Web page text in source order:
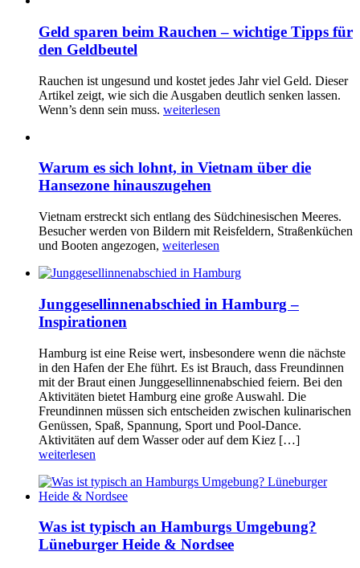
Geld sparen beim Rauchen – wichtige Tipps für
den Geldbeutel
Rauchen ist ungesund und kostet jedes Jahr viel Geld. Dieser
Artikel zeigt, wie sich die Ausgaben deutlich senken lassen.
Wenn’s denn sein muss. weiterlesen
Warum es sich lohnt, in Vietnam über die
Hansezone hinauszugehen
Vietnam erstreckt sich entlang des Südchinesischen Meeres.
Besucher werden von Bildern mit Reisfeldern, Straßenküchen
und Booten angezogen, weiterlesen
Junggesellinnenabschied in Hamburg –
Inspirationen
Hamburg ist eine Reise wert, insbesondere wenn die nächste
in den Hafen der Ehe führt. Es ist Brauch, dass Freundinnen
mit der Braut einen Junggesellinnenabschied feiern. Bei den
Aktivitäten bietet Hamburg eine große Auswahl. Die
Freundinnen müssen sich entscheiden zwischen kulinarischen
Genüssen, Spaß, Spannung, Sport und Pool-Dance.
Aktivitäten auf dem Wasser oder auf dem Kiez […]
weiterlesen
Was ist typisch an Hamburgs Umgebung?
Lüneburger Heide & Nordsee